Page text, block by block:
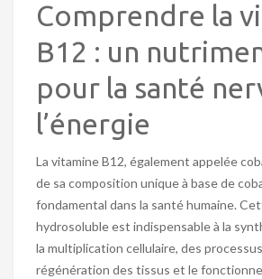
Comprendre la
B12 : un
pour la santé
l’énergie
La vitamine B12, également appelée
de sa composition unique à base de
fondamental dans la santé humaine.
hydrosoluble est indispensable à la
la multiplication cellulaire, des
régénération des tissus et le